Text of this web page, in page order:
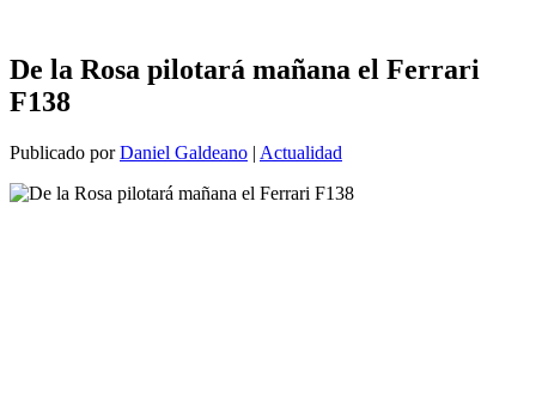
De la Rosa pilotará mañana el Ferrari
F138
Publicado porDaniel Galdeano | Actualidad